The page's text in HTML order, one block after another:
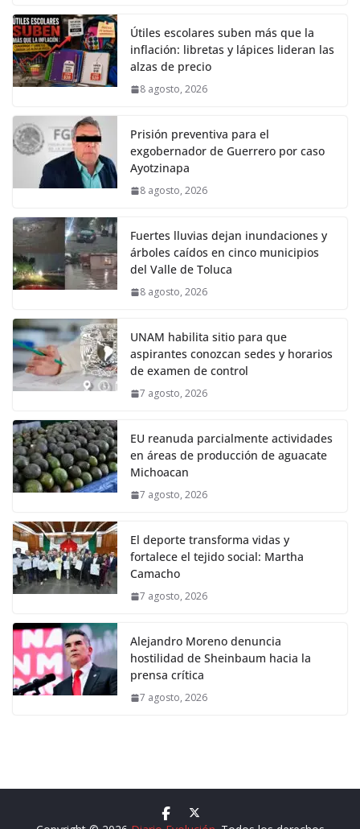
Útiles escolares suben más que la
inflación: libretas y lápices lideran las
alzas de precio
8 agosto, 2026
Prisión preventiva para el
exgobernador de Guerrero por caso
Ayotzinapa
8 agosto, 2026
Fuertes lluvias dejan inundaciones y
árboles caídos en cinco municipios
del Valle de Toluca
8 agosto, 2026
UNAM habilita sitio para que
aspirantes conozcan sedes y horarios
de examen de control
7 agosto, 2026
EU reanuda parcialmente actividades
en áreas de producción de aguacate
Michoacan
7 agosto, 2026
El deporte transforma vidas y
fortalece el tejido social: Martha
Camacho
7 agosto, 2026
Alejandro Moreno denuncia
hostilidad de Sheinbaum hacia la
prensa crítica
7 agosto, 2026